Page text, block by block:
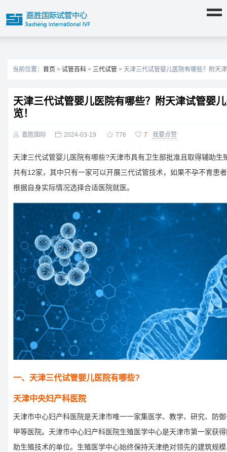
当前位置： 首页 > 试管百科 > 三代试管 > 天津三代试管婴儿医院有哪些？附天
天津三代试管婴儿医院有哪些？附天津试管婴
览！
 嘉胜国际  2024-03-19  776  7 我要点赞
天津三代试管婴儿医院有哪些?天津市具有卫生部批准且取得辅助生
共有12家，其中只有一家可以开展三代试管技术，如果不孕不育患
根据自身实际情况选择合适医院就医。
一、天津三代试管婴儿医院有哪些?
天津中央妇产科医院
天津市中心妇产科医院是天津市唯一一家集医学、教学、研究、防
甲等医院。天津市中心妇产科医院生殖医学中心是天津市第一家获
助生殖技术的单位。生殖医学中心始终保持天津绝对领先的建筑规